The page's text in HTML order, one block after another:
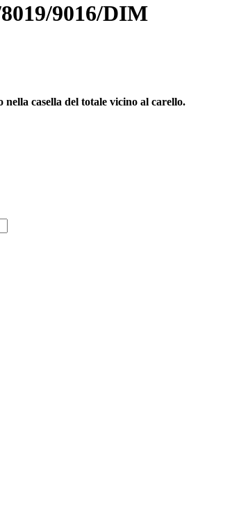
9016/DIM
casella del totale vicino al carello.